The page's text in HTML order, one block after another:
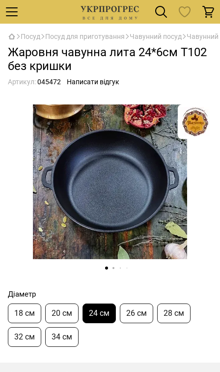
Посуд Посуд для приготування Чавунний посуд Чавунний
Жаровня чавунна лита 24*6см Т102
без кришки
Артикул:045472 Написати відгук
Діаметр
18 см 20 см 24 см 26 см 28 см
32 см 34 см